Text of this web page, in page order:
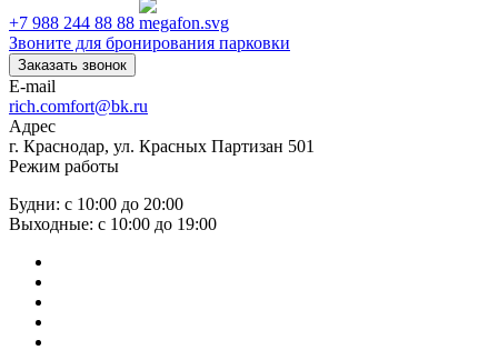
+7 988 244 88 88
Звоните для бронирования парковки
Заказать звонок
E-mail
rich.comfort@bk.ru
Адрес
г. Краснодар, ул. Красных Партизан 501
Режим работы
Будни: с 10:00 до 20:00
Выходные: с 10:00 до 19:00